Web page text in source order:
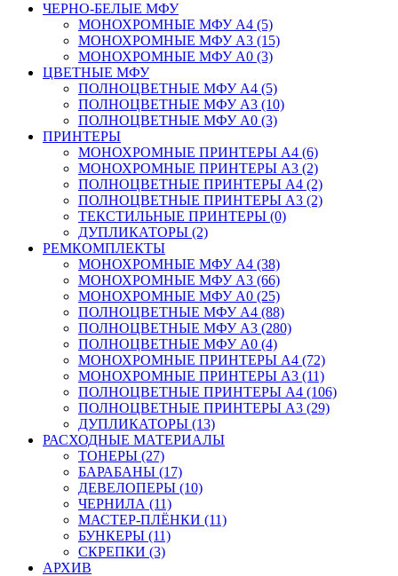
ЧЕРНО-БЕЛЫЕ МФУ
МОНОХРОМНЫЕ МФУ А4 (5)
МОНОХРОМНЫЕ МФУ А3 (15)
МОНОХРОМНЫЕ МФУ А0 (3)
ЦВЕТНЫЕ МФУ
ПОЛНОЦВЕТНЫЕ МФУ А4 (5)
ПОЛНОЦВЕТНЫЕ МФУ А3 (10)
ПОЛНОЦВЕТНЫЕ МФУ А0 (3)
ПРИНТЕРЫ
МОНОХРОМНЫЕ ПРИНТЕРЫ А4 (6)
МОНОХРОМНЫЕ ПРИНТЕРЫ А3 (2)
ПОЛНОЦВЕТНЫЕ ПРИНТЕРЫ А4 (2)
ПОЛНОЦВЕТНЫЕ ПРИНТЕРЫ А3 (2)
ТЕКСТИЛЬНЫЕ ПРИНТЕРЫ (0)
ДУПЛИКАТОРЫ (2)
РЕМКОМПЛЕКТЫ
МОНОХРОМНЫЕ МФУ А4 (38)
МОНОХРОМНЫЕ МФУ А3 (66)
МОНОХРОМНЫЕ МФУ А0 (25)
ПОЛНОЦВЕТНЫЕ МФУ А4 (88)
ПОЛНОЦВЕТНЫЕ МФУ А3 (280)
ПОЛНОЦВЕТНЫЕ МФУ А0 (4)
МОНОХРОМНЫЕ ПРИНТЕРЫ А4 (72)
МОНОХРОМНЫЕ ПРИНТЕРЫ А3 (11)
ПОЛНОЦВЕТНЫЕ ПРИНТЕРЫ А4 (106)
ПОЛНОЦВЕТНЫЕ ПРИНТЕРЫ А3 (29)
ДУПЛИКАТОРЫ (13)
РАСХОДНЫЕ МАТЕРИАЛЫ
ТОНЕРЫ (27)
БАРАБАНЫ (17)
ДЕВЕЛОПЕРЫ (10)
ЧЕРНИЛА (11)
МАСТЕР-ПЛЁНКИ (11)
БУНКЕРЫ (11)
СКРЕПКИ (3)
АРХИВ